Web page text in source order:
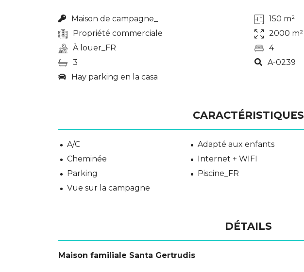
Maison de campagne_
150 m²
Propriété commerciale
2000 m²
À louer_FR
4
3
A-0239
Hay parking en la casa
CARACTÉRISTIQUES
A/C Adapté aux enfants
Cheminée
Internet + WIFI
Parking
Piscine_FR
Vue sur la campagne
DÉTAILS
Maison familiale Santa Gertrudis